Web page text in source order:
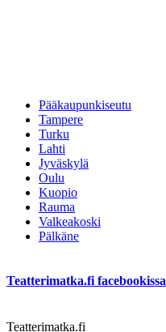
Pääkaupunkiseutu
Tampere
Turku
Lahti
Jyväskylä
Oulu
Kuopio
Rauma
Valkeakoski
Pälkäne
Teatterimatka.fi facebookissa
Teatterimatka.fi